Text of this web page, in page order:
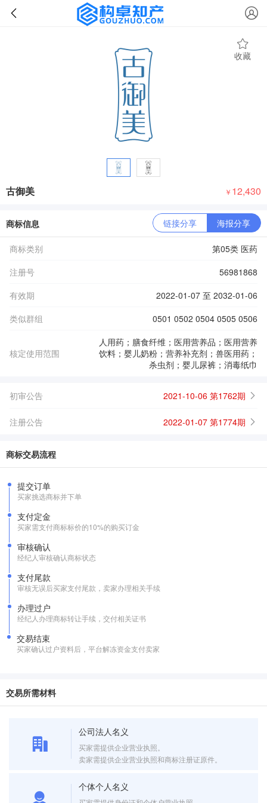
收藏
古御美 ￥ 12,430
商标信息 链接分享 海报分享
商标类别
第05类 医药
注册号
56981868
有效期
2022-01-07 至 2032-01-06
类似群组
0501 0502 0504 0505 0506
核定使用范围
人用药；膳食纤维；医用营养品；医用营养
饮料；婴儿奶粉；营养补充剂；兽医用药；
杀虫剂；婴儿尿裤；消毒纸巾
初审公告 2021-10-06 第1762期
注册公告 2022-01-07 第1774期
商标交易流程
提交订单
买家挑选商标并下单
支付定金
买家需支付商标标价的10%的购买订金
审核确认
经纪人审核确认商标状态
支付尾款
审核无误后买家支付尾款，卖家办理相关手续
办理过户
经纪人办理商标转让手续，交付相关证书
交易结束
买家确认过户资料后，平台解冻资金支付卖家
交易所需材料
公司法人名义
买家需提供企业营业执照。
卖家需提供企业营业执照和商标注册证原件。
个体个人名义